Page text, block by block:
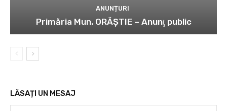
ANUNȚURI
Primăria Mun. ORĂȘTIE – Anunţ public
LĂSAȚI UN MESAJ